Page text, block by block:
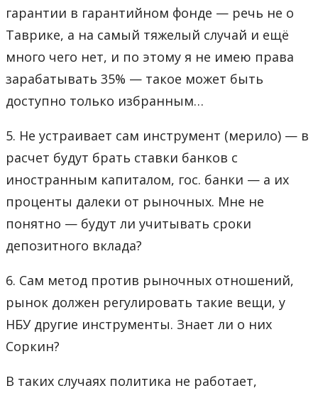
гарантии в гарантийном фонде — речь не о
Таврике, а на самый тяжелый случай и ещё
много чего нет, и по этому я не имею права
зарабатывать 35% — такое может быть
доступно только избранным…
5. Не устраивает сам инструмент (мерило) — в
расчет будут брать ставки банков с
иностранным капиталом, гос. банки — а их
проценты далеки от рыночных. Мне не
понятно — будут ли учитывать сроки
депозитного вклада?
6. Сам метод против рыночных отношений,
рынок должен регулировать такие вещи, у
НБУ другие инструменты. Знает ли о них
Соркин?
В таких случаях политика не работает,